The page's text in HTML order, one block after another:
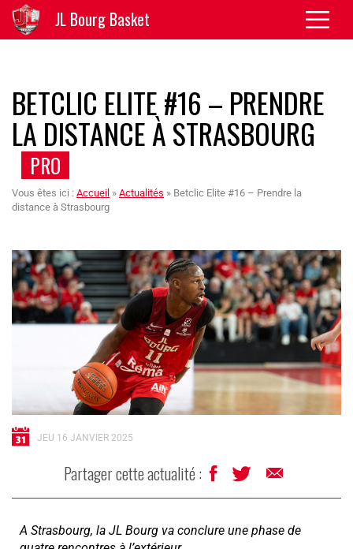
JL Bourg Basket
BETCLIC ELITE #16 – PRENDRE
LA DISTANCE À STRASBOURG
PRO
Vous êtes ici : Accueil » Actualités » Betclic Elite #16 – Prendre la
distance à Strasbourg
JEU 16 JANVIER 2025
Partager cette actualité :
A Strasbourg, la JL Bourg va conclure une phase de